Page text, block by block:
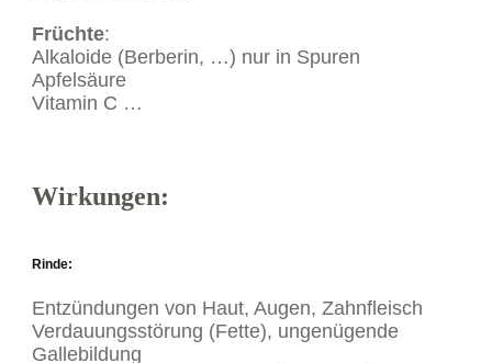
Früchte:
Alkaloide (Berberin, …) nur in Spuren
Apfelsäure
Vitamin C …
Wirkungen:
Rinde:
Entzündungen von Haut, Augen, Zahnfleisch
Verdauungsstörung (Fette), ungenügende
Gallebildung